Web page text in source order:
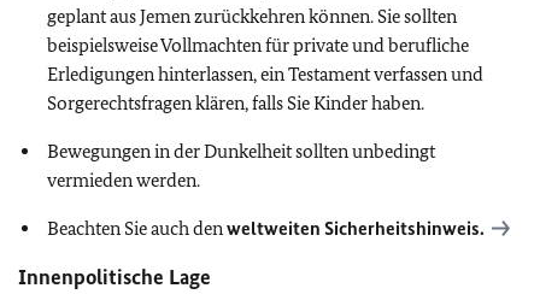
geplant aus Jemen zurückkehren können. Sie sollten
beispielsweise Vollmachten für private und berufliche
Erledigungen hinterlassen, ein Testament verfassen und
Sorgerechtsfragen klären, falls Sie Kinder haben.
Bewegungen in der Dunkelheit sollten unbedingt
vermieden werden.
Beachten Sie auch denweltweiten Sicherheitshinweis.
Innenpolitische Lage